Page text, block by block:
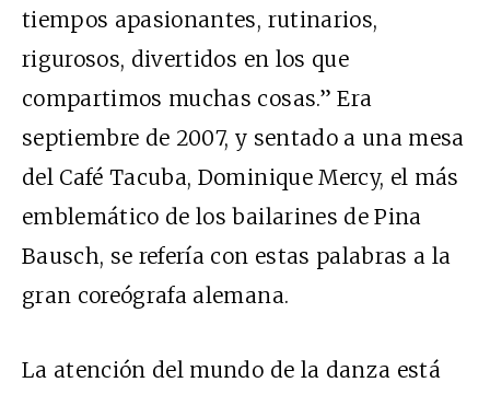
tiempos apasionantes, rutinarios,
rigurosos, divertidos en los que
compartimos muchas cosas.” Era
septiembre de 2007, y sentado a una mesa
del Café Tacuba, Dominique Mercy, el más
emblemático de los bailarines de Pina
Bausch, se refería con estas palabras a la
gran coreógrafa alemana.
La atención del mundo de la danza está